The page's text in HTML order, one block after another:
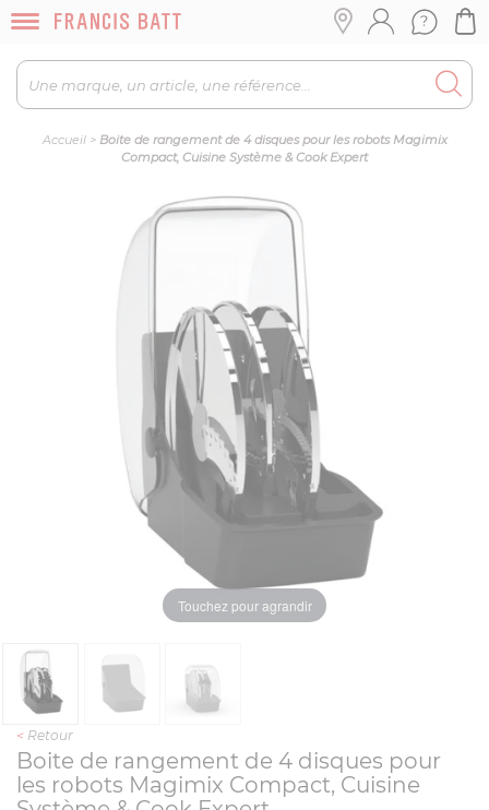
Accueil> Boite de rangement de 4 disques pour les robots Magimix
Compact, Cuisine Système & Cook Expert
Touchez pour agrandir
< Retour
Boite de rangement de 4 disques pour
les robots Magimix Compact, Cuisine